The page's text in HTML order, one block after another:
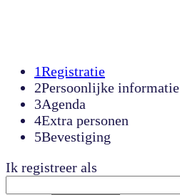
1Registratie
2Persoonlijke informatie
3Agenda
4Extra personen
5Bevestiging
Ik registreer als